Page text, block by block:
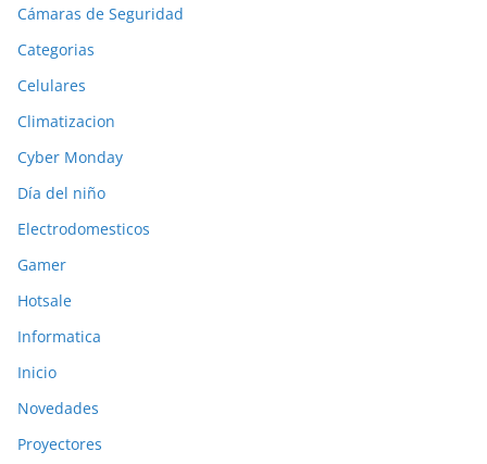
Cámaras de Seguridad
Categorias
Celulares
Climatizacion
Cyber Monday
Día del niño
Electrodomesticos
Gamer
Hotsale
Informatica
Inicio
Novedades
Proyectores